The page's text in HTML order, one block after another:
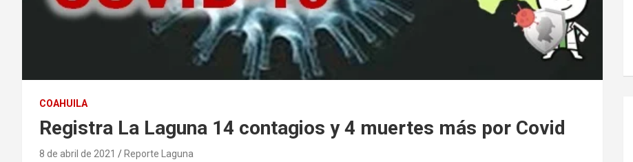
COAHUILA
Registra La Laguna 14 contagios y 4 muertes más por Covid
8 de abril de 2021 Reporte Laguna